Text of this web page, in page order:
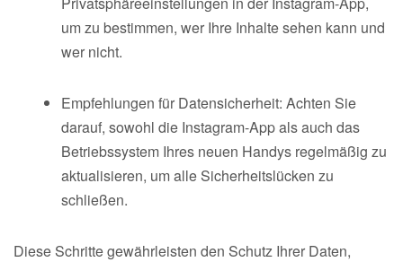
um zu bestimmen, wer Ihre Inhalte sehen kann und
wer nicht.
Empfehlungen für Datensicherheit: Achten Sie
darauf, sowohl die Instagram-App als auch das
Betriebssystem Ihres neuen Handys regelmäßig zu
aktualisieren, um alle Sicherheitslücken zu
schließen.
Diese Schritte gewährleisten den Schutz Ihrer Daten,